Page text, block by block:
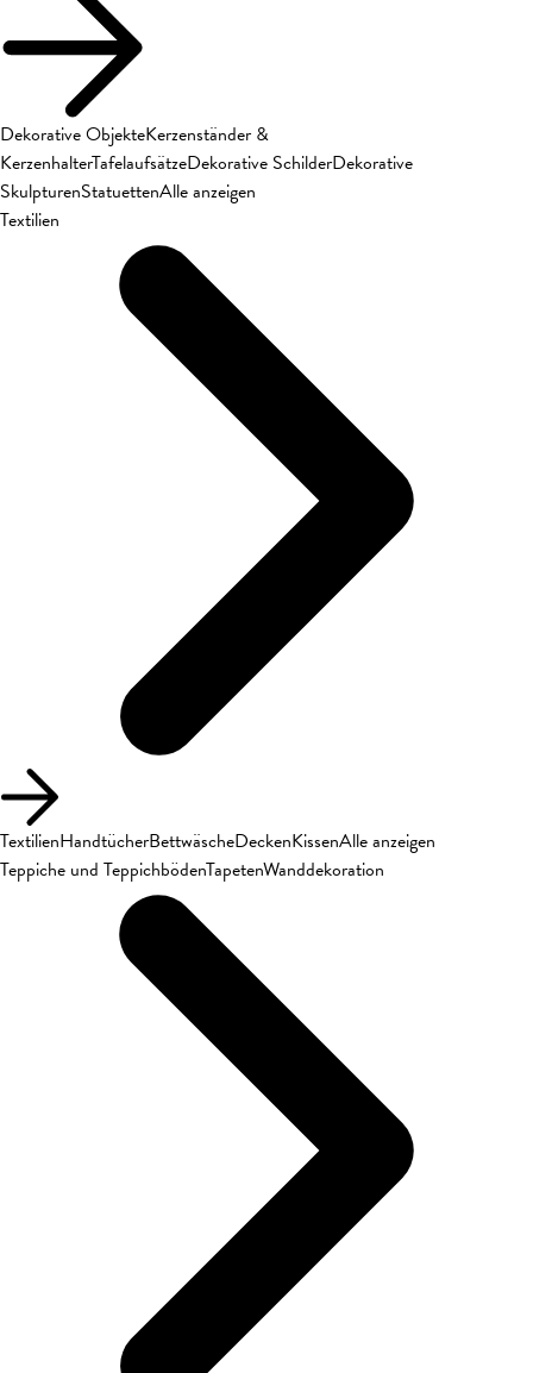
Dekorative ObjekteKerzenständer &
KerzenhalterTafelaufsätzeDekorative SchilderDekorative
SkulpturenStatuettenAlle anzeigen
Textilien
TextilienHandtücherBettwäscheDeckenKissenAlle anzeigen
Teppiche und TeppichbödenTapetenWanddekoration